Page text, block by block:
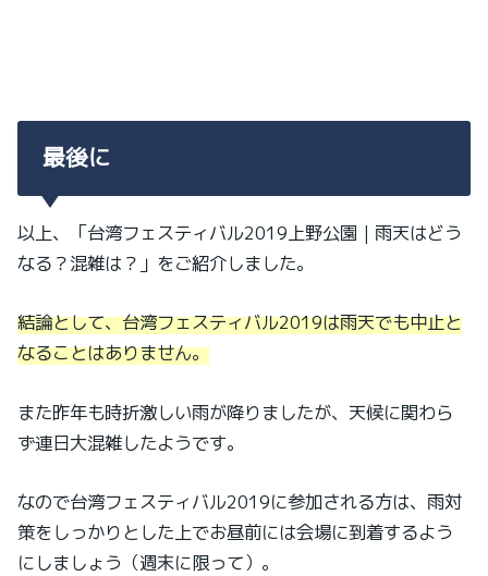
最後に
以上、「台湾フェスティバル2019上野公園｜雨天はどう
なる？混雑は？」をご紹介しました。
結論として、台湾フェスティバル2019は雨天でも中止と
なることはありません。
また昨年も時折激しい雨が降りましたが、天候に関わら
ず連日大混雑したようです。
なので台湾フェスティバル2019に参加される方は、雨対
策をしっかりとした上でお昼前には会場に到着するよう
にしましょう（週末に限って）。